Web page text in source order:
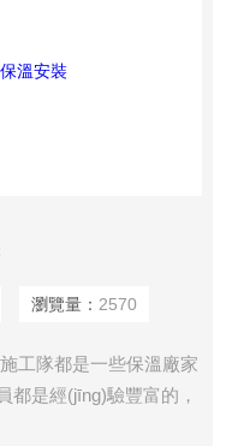
瀏覽量： 2570
工隊都是一些保溫廠家
都是經(jīng)驗豐富的，